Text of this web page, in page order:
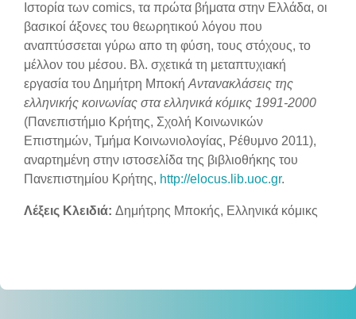
Ιστορία των comics, τα πρώτα βήματα στην Ελλάδα, οι
βασικοί άξονες του θεωρητικού λόγου που
αναπτύσσεται γύρω απο τη φύση, τους στόχους, το
μέλλον του μέσου. Βλ. σχετικά τη μεταπτυχιακή
εργασία του Δημήτρη Μποκή Αντανακλάσεις της
ελληνικής κοινωνίας στα ελληνικά κόμικς 1991-2000
(Πανεπιστήμιο Κρήτης, Σχολή Κοινωνικών
Επιστημών, Τμήμα Κοινωνιολογίας, Ρέθυμνο 2011),
αναρτημένη στην ιστοσελίδα της βιβλιοθήκης του
Πανεπιστημίου Κρήτης, http://elocus.lib.uoc.gr.
Λέξεις Κλειδιά: Δημήτρης Μποκής, Ελληνικά κόμικς